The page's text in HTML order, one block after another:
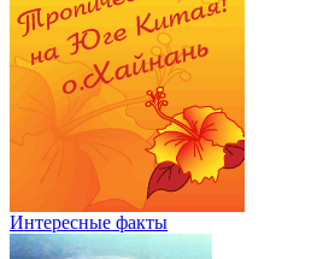
Интересные факты